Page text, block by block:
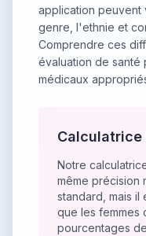
application peuvent
genre, l'ethnie et
Comprendre ces
évaluation de santé
médicaux
Calculatrice
Notre
même précision
standard, mais il
que les femmes
pourcentages